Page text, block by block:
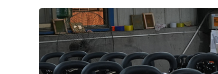
Das Chaos der Überschussbestände
Die versteckten Schmerzpunkte
Ein kluger Weg nach vorn
Warum Vielseitigkeit die Probleme der Lagerhaltung